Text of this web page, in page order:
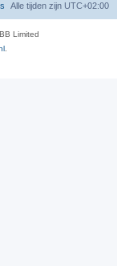
Alle tijden zijn UTC+02:00
Limited